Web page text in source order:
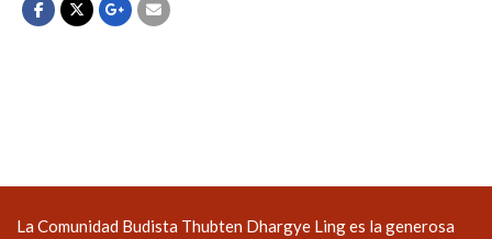
La Comunidad Budista Thubten Dhargye Ling es la generosa